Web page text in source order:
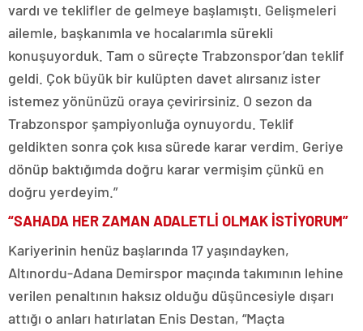
vardı ve teklifler de gelmeye başlamıştı. Gelişmeleri
ailemle, başkanımla ve hocalarımla sürekli
konuşuyorduk. Tam o süreçte Trabzonspor’dan teklif
geldi. Çok büyük bir kulüpten davet alırsanız ister
istemez yönünüzü oraya çevirirsiniz. O sezon da
Trabzonspor şampiyonluğa oynuyordu. Teklif
geldikten sonra çok kısa sürede karar verdim. Geriye
dönüp baktığımda doğru karar vermişim çünkü en
doğru yerdeyim.”
“SAHADA HER ZAMAN ADALETLİ OLMAK İSTİYORUM”
Kariyerinin henüz başlarında 17 yaşındayken,
Altınordu-Adana Demirspor maçında takımının lehine
verilen penaltının haksız olduğu düşüncesiyle dışarı
attığı o anları hatırlatan Enis Destan, “Maçta